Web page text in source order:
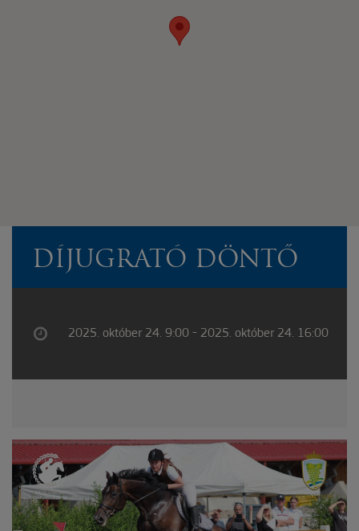
DÍJUGRATÓ DÖNTŐ
2025. október 24. 9:00 - 2025. október 24. 16:00